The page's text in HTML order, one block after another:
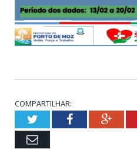
COMPARTILHAR:
TwitterFacebook
Email